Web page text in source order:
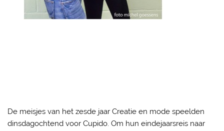
De meisjes van het zesde jaar Creatie en mode speelden
dinsdagochtend voor Cupido. Om hun eindejaarsreis naar